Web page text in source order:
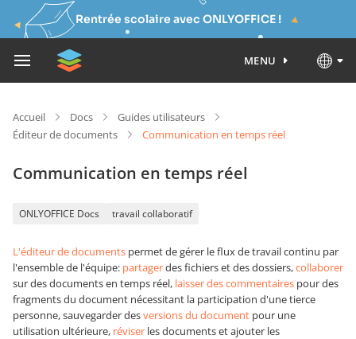
Rentrée scolaire avec ONLYOFFICE !
MENU
Accueil Docs
Guides utilisateurs
Éditeur de documents
Communication en temps réel
Communication en temps réel
ONLYOFFICE Docs travail collaboratif
L'éditeur de documents permet de gérer le flux de travail continu par
l'ensemble de l'équipe: partagerdes fichiers et des dossiers,collaborer
sur des documents en temps réel, laisser des commentaires pour des
fragments du document nécessitant la participation d'une tierce
personne, sauvegarder desversions du document pour une
utilisation ultérieure, réviser les documents et ajouter les